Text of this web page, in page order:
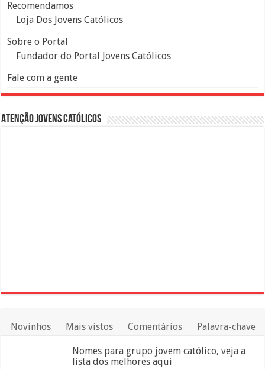
Recomendamos
Loja Dos Jovens Católicos
Sobre o Portal
Fundador do Portal Jovens Católicos
Fale com a gente
Atenção Jovens Católicos
Novinhos Mais vistos Comentários Palavra-chave
Nomes para grupo jovem católico, veja a
lista dos melhores aqui